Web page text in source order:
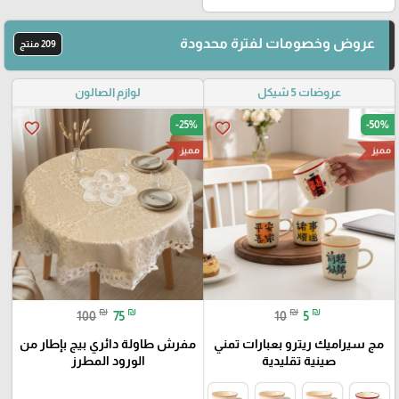
عروض وخصومات لفترة محدودة 209 منتج
عروضات 5 شيكل
favorite_border -50%
مميز
10 ₪ 5 ₪
مج سيراميك ريترو بعبارات تمني
صينية تقليدية
لوازم الصالون
favorite_border -25%
مميز
100 ₪ 75 ₪
مفرش طاولة دائري بيج بإطار من
الورود المطرز